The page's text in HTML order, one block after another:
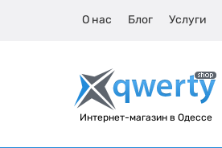
О нас Блог Услуги
Интернет-магазин в Одессе